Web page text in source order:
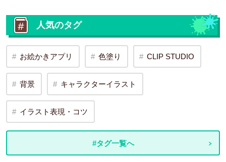
人気のタグ
お絵かきアプリ 色塗り CLIP STUDIO
背景 キャラクターイラスト
イラスト表現・コツ
#タグ一覧へ